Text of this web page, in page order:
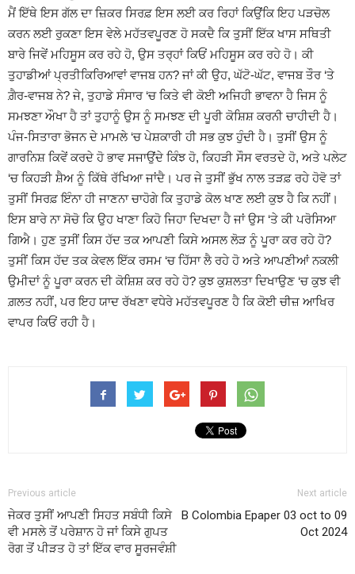
ਮੈਂ ਇੱਥੇ ਇਸ ਗੱਲ ਦਾ ਜ਼ਿਕਰ ਸਿਰਫ਼ ਇਸ ਲਈ ਕਰ ਰਿਹਾਂ ਕਿਉਂਕਿ ਇਹ ਪੜਚੋਲ
ਕਰਨ ਲਈ ਰੁਕਣਾ ਇਸ ਵੇਲੇ ਮਹੱਤਵਪੂਰਣ ਹੋ ਸਕਦੈ ਕਿ ਤੁਸੀਂ ਇੱਕ ਖਾਸ ਸਥਿਤੀ
ਬਾਰੇ ਜਿਵੇਂ ਮਹਿਸੂਸ ਕਰ ਰਹੇ ਹੋ, ਉਸ ਤਰ੍ਹਾਂ ਕਿਓਂ ਮਹਿਸੂਸ ਕਰ ਰਹੇ ਹੋ। ਕੀ
ਤੁਹਾਡੀਆਂ ਪ੍ਰਤੀਕਿਰਿਆਵਾਂ ਵਾਜਬ ਹਨ? ਜਾਂ ਕੀ ਉਹ, ਘੱਟੋ-ਘੱਟ, ਵਾਜਬ ਤੌਰ ‘ਤੇ
ਗ਼ੈਰ-ਵਾਜਬ ਨੇ? ਜੇ, ਤੁਹਾਡੇ ਸੰਸਾਰ ‘ਚ ਕਿਤੇ ਵੀ ਕੋਈ ਅਜਿਹੀ ਭਾਵਨਾ ਹੈ ਜਿਸ ਨੂੰ
ਸਮਝਣਾ ਔਖਾ ਹੈ ਤਾਂ ਤੁਹਾਨੂੰ ਉਸ ਨੂੰ ਸਮਝਣ ਦੀ ਪੂਰੀ ਕੋਸ਼ਿਸ਼ ਕਰਨੀ ਚਾਹੀਦੀ ਹੈ।
ਪੰਜ-ਸਿਤਾਰਾ ਭੋਜਨ ਦੇ ਮਾਮਲੇ ‘ਚ ਪੇਸ਼ਕਾਰੀ ਹੀ ਸਭ ਕੁਝ ਹੁੰਦੀ ਹੈ। ਤੁਸੀਂ ਉਸ ਨੂੰ
ਗਾਰਨਿਸ਼ ਕਿਵੇਂ ਕਰਦੇ ਹੋ ਭਾਵ ਸਜਾਉਂਦੇ ਕਿੰਝ ਹੋ, ਕਿਹੜੀ ਸੌਸ ਵਰਤਦੇ ਹੋ, ਅਤੇ ਪਲੇਟ
‘ਚ ਕਿਹੜੀ ਸ਼ੈਅ ਨੂੰ ਕਿੱਥੇ ਰੱਖਿਆ ਜਾਂਦੈ। ਪਰ ਜੇ ਤੁਸੀਂ ਭੁੱਖ ਨਾਲ ਤੜਫ਼ ਰਹੇ ਹੋਵੋ ਤਾਂ
ਤੁਸੀਂ ਸਿਰਫ਼ ਇੰਨਾ ਹੀ ਜਾਣਨਾ ਚਾਹੋਗੇ ਕਿ ਤੁਹਾਡੇ ਕੋਲ ਖਾਣ ਲਈ ਕੁਝ ਹੈ ਕਿ ਨਹੀਂ।
ਇਸ ਬਾਰੇ ਨਾ ਸੋਚੋ ਕਿ ਉਹ ਖਾਣਾ ਕਿਹੋ ਜਿਹਾ ਦਿਖਦਾ ਹੈ ਜਾਂ ਉਸ ‘ਤੇ ਕੀ ਪਰੋਸਿਆ
ਗਿਐ। ਹੁਣ ਤੁਸੀਂ ਕਿਸ ਹੱਦ ਤਕ ਆਪਣੀ ਕਿਸੇ ਅਸਲ ਲੋੜ ਨੂੰ ਪੂਰਾ ਕਰ ਰਹੇ ਹੋ?
ਤੁਸੀਂ ਕਿਸ ਹੱਦ ਤਕ ਕੇਵਲ ਇੱਕ ਰਸਮ ‘ਚ ਹਿੱਸਾ ਲੈ ਰਹੇ ਹੋ ਅਤੇ ਆਪਣੀਆਂ ਨਕਲੀ
ਉਮੀਦਾਂ ਨੂੰ ਪੂਰਾ ਕਰਨ ਦੀ ਕੋਸ਼ਿਸ਼ ਕਰ ਰਹੇ ਹੋ? ਕੁਝ ਕੁਸ਼ਲਤਾ ਦਿਖਾਉਣ ‘ਚ ਕੁਝ ਵੀ
ਗ਼ਲਤ ਨਹੀਂ, ਪਰ ਇਹ ਯਾਦ ਰੱਖਣਾ ਵਧੇਰੇ ਮਹੱਤਵਪੂਰਣ ਹੈ ਕਿ ਕੋਈ ਚੀਜ਼ ਆਖਿਰ
ਵਾਪਰ ਕਿਓਂ ਰਹੀ ਹੈ।
Previous article
ਜੇਕਰ ਤੁਸੀਂ ਆਪਣੀ ਸਿਹਤ ਸਬੰਧੀ ਕਿਸੇ
ਵੀ ਮਸਲੇ ਤੋਂ ਪਰੇਸ਼ਾਨ ਹੋ ਜਾਂ ਕਿਸੇ ਗੁਪਤ
ਰੋਗ ਤੋਂ ਪੀੜਤ ਹੋ ਤਾਂ ਇੱਕ ਵਾਰ ਸੂਰਜਵੰਸ਼ੀ
Next article
B Colombia Epaper 03 oct to 09
Oct 2024